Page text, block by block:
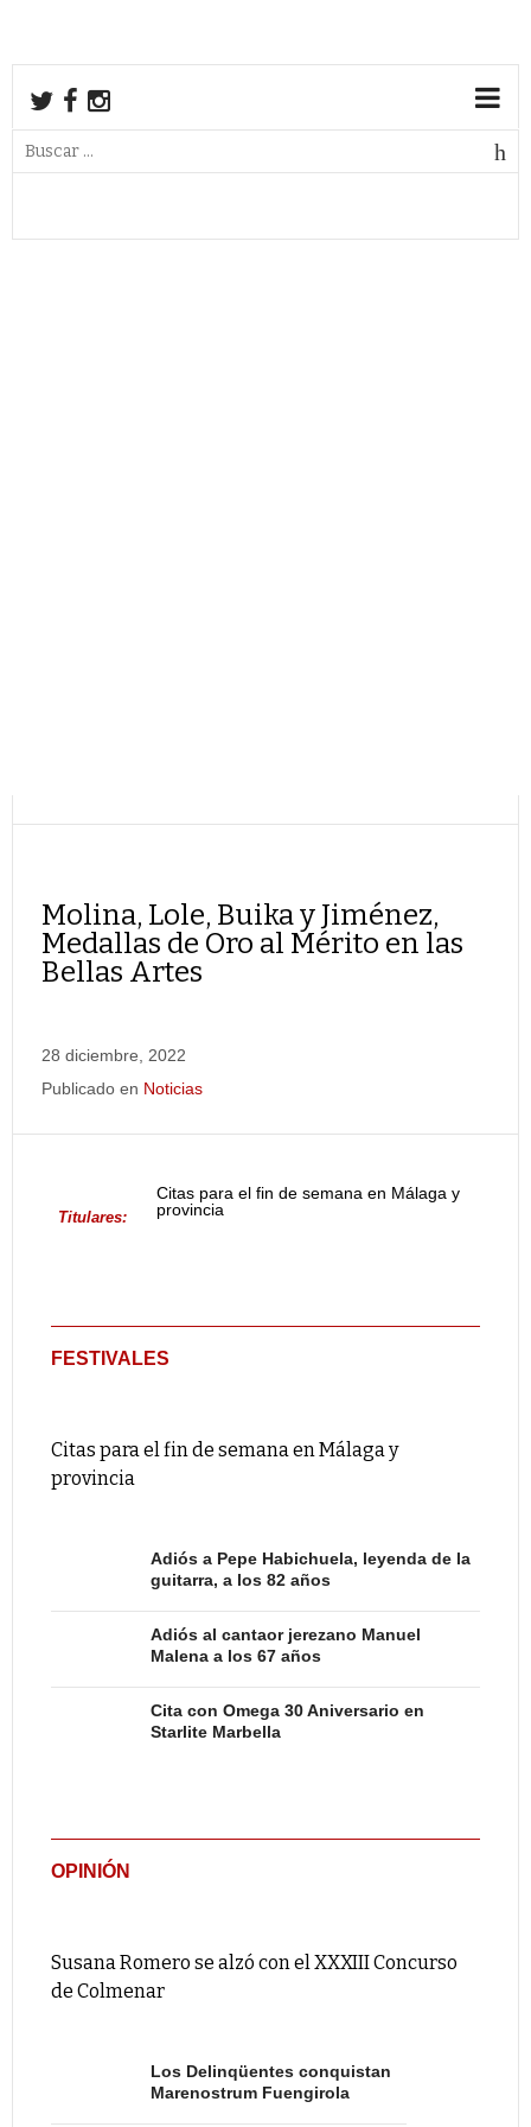
Molina, Lole, Buika y Jiménez,
Medallas de Oro al Mérito en las
Bellas Artes
28 diciembre, 2022
Publicado en Noticias
Titulares:
Citas para el fin de semana en Málaga y
provincia
FESTIVALES
Citas para el fin de semana en Málaga y
provincia
Adiós a Pepe Habichuela, leyenda de la
guitarra, a los 82 años
Adiós al cantaor jerezano Manuel
Malena a los 67 años
Cita con Omega 30 Aniversario en
Starlite Marbella
OPINIÓN
Susana Romero se alzó con el XXXIII Concurso
de Colmenar
Los Delinqüentes conquistan
Marenostrum Fuengirola